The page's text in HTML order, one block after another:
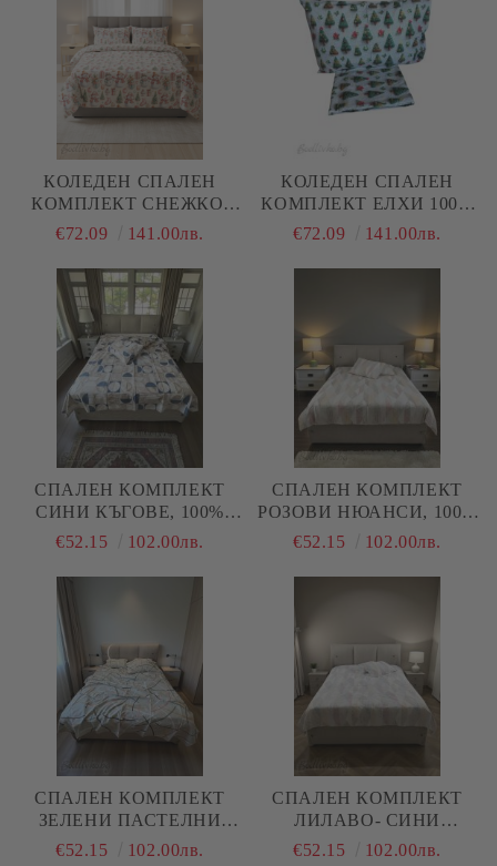
КОЛЕДЕН СПАЛЕН
КОМПЛЕКТ СНЕЖКО,
100% ПАМУК/ 5Д,
€72.09 141.00лв.
КОЛЕДЕН СПАЛЕН
КОМПЛЕКТ ЕЛХИ 100%
ПАМУК/ 5Д, РАНФОРС, 5
€72.09 141.00лв.
СПАЛЕН КОМПЛЕКТ
СИНИ КЪГОВЕ, 100%
НАТУРАЛЕН ПАМУК
€52.15 102.00лв.
СПАЛЕН КОМПЛЕКТ
РОЗОВИ НЮАНСИ, 100%
НАТУРАЛЕН ПАМУК
€52.15 102.00лв.
СПАЛЕН КОМПЛЕКТ
ЗЕЛЕНИ ПАСТЕЛНИ
ЦВЕТОВЕ, 100%
€52.15 102.00лв.
СПАЛЕН КОМПЛЕКТ
ЛИЛАВО- СИНИ
НЮАНСИ, 100%
€52.15 102.00лв.